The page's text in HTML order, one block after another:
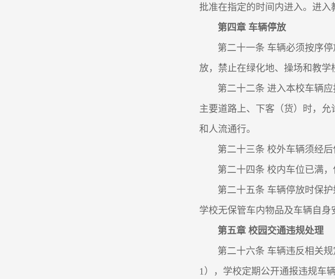
批准在指定的时间内进入。进入
第四章 车辆停放
第二十一条 车辆必须按序
放，禁止在绿化地、操场和教学
第二十二条 进入本校车辆
主要道路上、下客（货）时，
和人流通行。
第二十三条 校外车辆须经后
第二十四条 校内车位已满，
第二十五条 车辆停放时保
学校无保管车内物品及车辆自身
第五章 校园交通违规处理
第二十六条 车辆违反相关
1 ），学校定期公开通报违规车